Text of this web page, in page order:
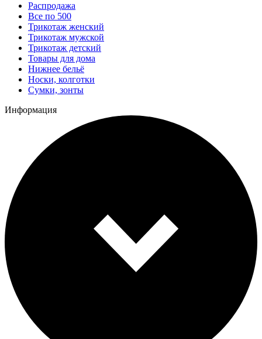
Распродажа
Все по 500
Трикотаж женский
Трикотаж мужской
Трикотаж детский
Товары для дома
Нижнее бельё
Носки, колготки
Сумки, зонты
Информация